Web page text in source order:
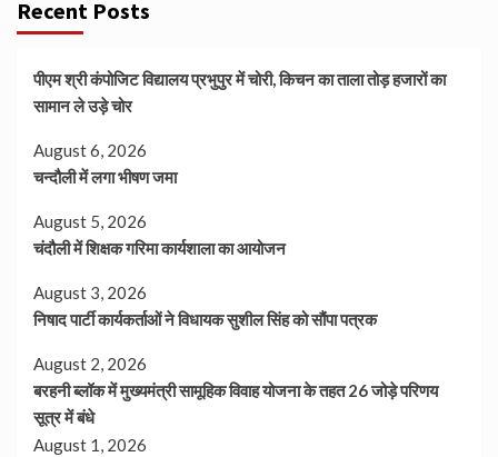
Recent Posts
पीएम श्री कंपोजिट विद्यालय प्रभुपुर में चोरी, किचन का ताला तोड़ हजारों का
सामान ले उड़े चोर
August 6, 2026
चन्दौली में लगा भीषण जमा
August 5, 2026
चंदौली में शिक्षक गरिमा कार्यशाला का आयोजन
August 3, 2026
निषाद पार्टी कार्यकर्ताओं ने विधायक सुशील सिंह को सौंपा पत्रक
August 2, 2026
बरहनी ब्लॉक में मुख्यमंत्री सामूहिक विवाह योजना के तहत 26 जोड़े परिणय
सूत्र में बंधे
August 1, 2026